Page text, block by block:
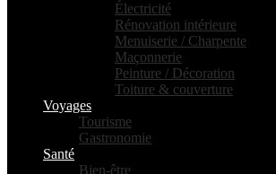
Électricité
Rénovation intérieure
Menuiserie / Charpente
Maçonnerie
Peinture / Décoration
Toiture & couverture
Voyages
Tourisme
Gastronomie
Santé
Bien-être